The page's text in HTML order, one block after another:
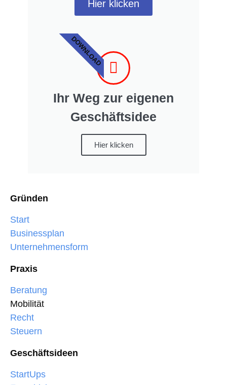
Hier klicken
Ihr Weg zur eigenen
Geschäftsidee
Hier klicken
DOWNLOAD
Gründen
Start
Businessplan
Unternehmensform
Praxis
Beratung
Mobilität
Recht
Steuern
Geschäftsideen
StartUps